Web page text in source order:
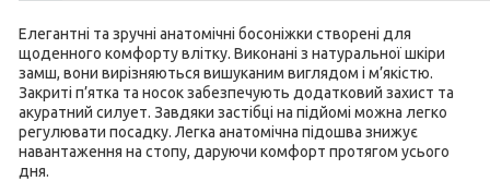
Елегантні та зручні анатомічні босоніжки створені для
щоденного комфорту влітку. Виконані з натуральної шкіри
замш, вони вирізняються вишуканим виглядом і м’якістю.
Закриті п’ятка та носок забезпечують додатковий захист та
акуратний силует. Завдяки застібці на підйомі можна легко
регулювати посадку. Легка анатомічна підошва знижує
навантаження на стопу, даруючи комфорт протягом усього
дня.